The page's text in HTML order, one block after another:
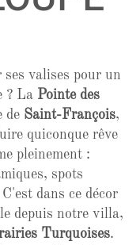
ses valises pour un
? La Pointe des
de Saint-François,
quiconque rêve
pleinement :
spots
dans ce décor
depuis notre villa,
Turquoises.